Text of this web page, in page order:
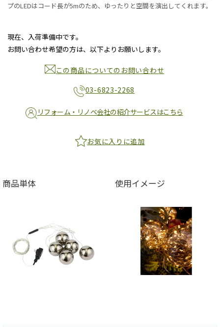
プのLEDはコード長が5mのため、ゆったりと空間を演出してくれます。
現在、入荷準備中です。
お問い合わせ希望の方は、以下よりお願いします。
この商品についてのお問い合わせ
03-6823-2268
リフォーム・リノベ会社の紹介サービスはこちら
お気に入りに追加
商品単体 使用イメージ